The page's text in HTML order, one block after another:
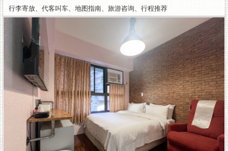
行李寄放、代客叫车、地图指南、旅游咨询、行程推荐